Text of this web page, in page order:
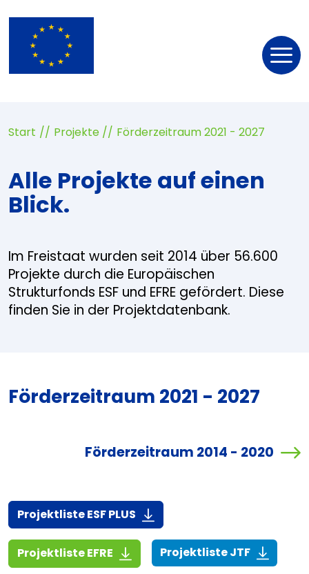
Start Projekte Förderzeitraum 2021 - 2027
Alle Projekte auf einen
Blick.
Im Freistaat wurden seit 2014 über 56.600
Projekte durch die Europäischen
Strukturfonds ESF und EFRE gefördert. Diese
finden Sie in der Projektdatenbank.
Förderzeitraum 2021 - 2027
Förderzeitraum 2014 - 2020
Projektliste ESF PLUS (916,7 KiB)
Projektliste EFRE (1,4 MiB)Projektliste JTF(268,6